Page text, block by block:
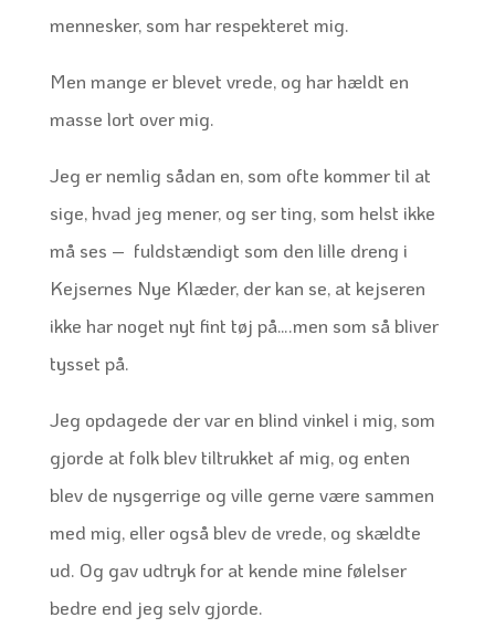
mennesker, som har respekteret mig.
Men mange er blevet vrede, og har hældt en
masse lort over mig.
Jeg er nemlig sådan en, som ofte kommer til at
sige, hvad jeg mener, og ser ting, som helst ikke
må ses – fuldstændigt som den lille dreng i
Kejsernes Nye Klæder, der kan se, at kejseren
ikke har noget nyt fint tøj på….men som så bliver
tysset på.
Jeg opdagede der var en blind vinkel i mig, som
gjorde at folk blev tiltrukket af mig, og enten
blev de nysgerrige og ville gerne være sammen
med mig, eller også blev de vrede, og skældte
ud. Og gav udtryk for at kende mine følelser
bedre end jeg selv gjorde.